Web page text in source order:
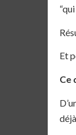
Et
Ce